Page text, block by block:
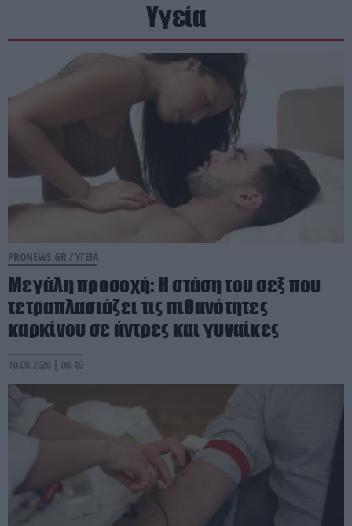
Υγεία
PRONEWS.GR /ΥΓΕΙΑ
Μεγάλη προσοχή: Η στάση του σεξ που
τετραπλασιάζει τις πιθανότητες
καρκίνου σε άντρες και γυναίκες
10.08.2026 | 06:40